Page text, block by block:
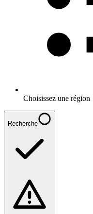
Choisissez une région
Recherche